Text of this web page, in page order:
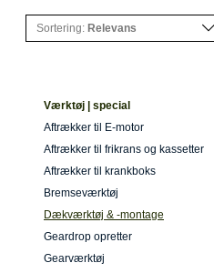
Sortering: Relevans
Værktøj | special
Aftrækker til E-motor
Aftrækker til frikrans og kassetter
Aftrækker til krankboks
Bremseværktøj
Dækværktøj & -montage
Geardrop opretter
Gearværktøj